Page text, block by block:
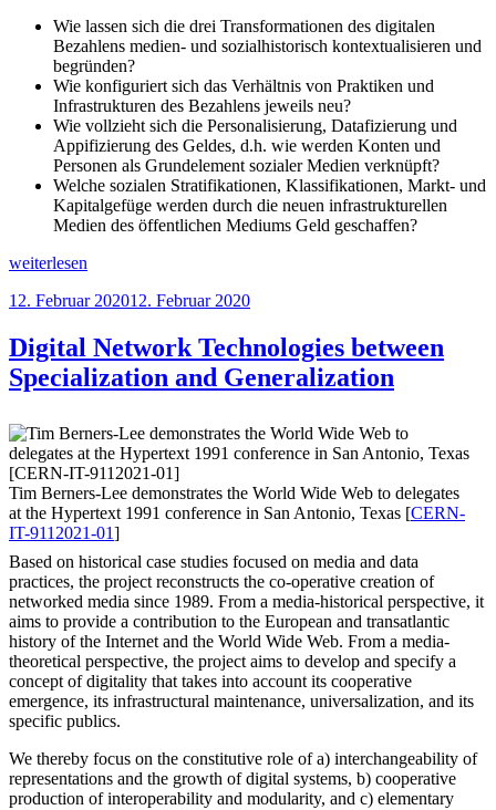
Wie lassen sich die drei Transformationen des digitalen
Bezahlens medien- und sozialhistorisch kontextualisieren und
begründen?
Wie konfiguriert sich das Verhältnis von Praktiken und
Infrastrukturen des Bezahlens jeweils neu?
Wie vollzieht sich die Personalisierung, Datafizierung und
Appifizierung des Geldes, d.h. wie werden Konten und
Personen als Grundelement sozialer Medien verknüpft?
Welche sozialen Stratifikationen, Klassifikationen, Markt- und
Kapitalgefüge werden durch die neuen infrastrukturellen
Medien des öffentlichen Mediums Geld geschaffen?
„Geschichte
Theorie
digitalen
Bezahlens“
weiterlesen
Veröffentlicht
12. Februar 202012. Februar 2020
Digital Network Technologies between
Specialization and Generalization
Tim Berners-Lee demonstrates the World Wide Web to delegates
at the Hypertext 1991 conference in San Antonio, Texas [CERN-
IT-9112021-01]
Based on historical case studies focused on media and data
practices, the project reconstructs the co-operative creation of
networked media since 1989. From a media-historical perspective, it
aims to provide a contribution to the European and transatlantic
history of the Internet and the World Wide Web. From a media-
theoretical perspective, the project aims to develop and specify a
concept of digitality that takes into account its cooperative
emergence, its infrastructural maintenance, universalization, and its
specific publics.
We thereby focus on the constitutive role of a) interchangeability of
representations and the growth of digital systems, b) cooperative
production of interoperability and modularity, and c) elementary